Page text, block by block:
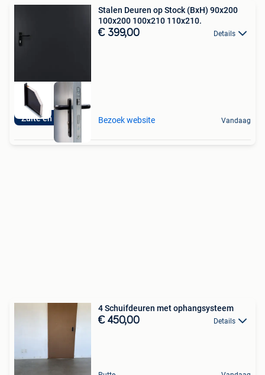
Zulte en Schoten
Stalen Deuren op Stock (BxH) 90x200
100x200 100x210 110x210.
€ 399,00 Details
Bezoek website Vandaag
4 Schuifdeuren met ophangsysteem
€ 450,00 Details